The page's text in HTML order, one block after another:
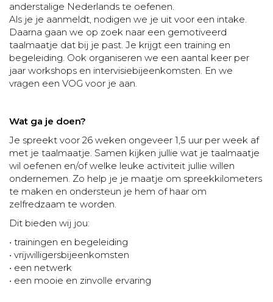
anderstalige Nederlands te oefenen.
Als je je aanmeldt, nodigen we je uit voor een intake.
Daarna gaan we op zoek naar een gemotiveerd
taalmaatje dat bij je past. Je krijgt een training en
begeleiding. Ook organiseren we een aantal keer per
jaar workshops en intervisiebijeenkomsten. En we
vragen een VOG voor je aan.
Wat ga je doen?
Je spreekt voor 26 weken ongeveer 1,5 uur per week af
met je taalmaatje. Samen kijken jullie wat je taalmaatje
wil oefenen en/of welke leuke activiteit jullie willen
ondernemen. Zo help je je maatje om spreekkilometers
te maken en ondersteun je hem of haar om
zelfredzaam te worden.
Dit bieden wij jou:
• trainingen en begeleiding
• vrijwilligersbijeenkomsten
• een netwerk
• een mooie en zinvolle ervaring